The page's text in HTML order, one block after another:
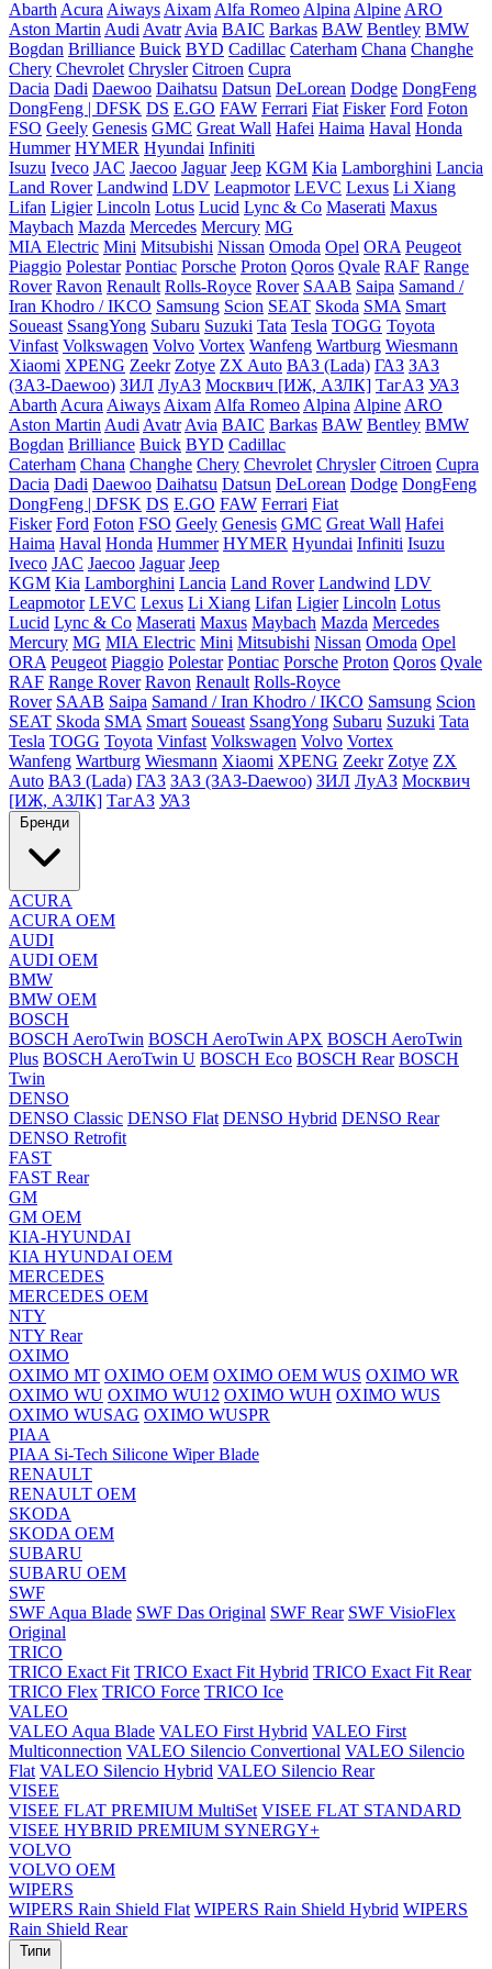
Abarth Acura Aiways Aixam Alfa Romeo Alpina Alpine ARO
Aston Martin Audi Avatr Avia BAIC Barkas BAW Bentley BMW
Bogdan Brilliance Buick BYD Cadillac Caterham Chana Changhe
Chery Chevrolet Chrysler Citroen Cupra
Dacia Dadi Daewoo Daihatsu Datsun DeLorean Dodge DongFeng
DongFeng | DFSK DS E.GO FAW Ferrari Fiat Fisker Ford Foton
FSO Geely Genesis GMC Great Wall Hafei Haima Haval Honda
Hummer HYMER Hyundai Infiniti
Isuzu Iveco JAC Jaecoo Jaguar Jeep KGM Kia Lamborghini Lancia
Land Rover Landwind LDV Leapmotor LEVC Lexus Li Xiang
Lifan Ligier Lincoln Lotus Lucid Lync & Co Maserati Maxus
Maybach Mazda Mercedes Mercury MG
MIA Electric Mini Mitsubishi Nissan Omoda Opel ORA Peugeot
Piaggio Polestar Pontiac Porsche Proton Qoros Qvale RAF Range
Rover Ravon Renault Rolls-Royce Rover SAAB Saipa Samand /
Iran Khodro / IKCO Samsung Scion SEAT Skoda SMA Smart
Soueast SsangYong Subaru Suzuki Tata Tesla TOGG Toyota
Vinfast Volkswagen Volvo Vortex Wanfeng Wartburg Wiesmann
Xiaomi XPENG Zeekr Zotye ZX Auto ВАЗ (Lada) ГАЗ ЗАЗ
(ЗАЗ-Daewoo) ЗИЛ ЛуАЗ Москвич [ИЖ, АЗЛК] ТагАЗ УАЗ
Abarth Acura Aiways Aixam Alfa Romeo Alpina Alpine ARO
Aston Martin Audi Avatr Avia BAIC Barkas BAW Bentley BMW
Bogdan Brilliance Buick BYD Cadillac
Caterham Chana Changhe Chery Chevrolet Chrysler Citroen Cupra
Dacia Dadi Daewoo Daihatsu Datsun DeLorean Dodge DongFeng
DongFeng | DFSK DS E.GO FAW Ferrari Fiat
Fisker Ford Foton FSO Geely Genesis GMC Great Wall Hafei
Haima Haval Honda Hummer HYMER Hyundai Infiniti Isuzu
Iveco JAC Jaecoo Jaguar Jeep
KGM Kia Lamborghini Lancia Land Rover Landwind LDV
Leapmotor LEVC Lexus Li Xiang Lifan Ligier Lincoln Lotus
Lucid Lync & Co Maserati Maxus Maybach Mazda Mercedes
Mercury MG MIA Electric Mini Mitsubishi Nissan Omoda Opel
ORA Peugeot Piaggio Polestar Pontiac Porsche Proton Qoros Qvale
RAF Range Rover Ravon Renault Rolls-Royce
Rover SAAB Saipa Samand / Iran Khodro / IKCO Samsung Scion
SEAT Skoda SMA Smart Soueast SsangYong Subaru Suzuki Tata
Tesla TOGG Toyota Vinfast Volkswagen Volvo Vortex
Wanfeng Wartburg Wiesmann Xiaomi XPENG Zeekr Zotye ZX
Auto ВАЗ (Lada) ГАЗ ЗАЗ (ЗАЗ-Daewoo) ЗИЛ ЛуАЗ Москвич
[ИЖ, АЗЛК] ТагАЗ УАЗ
Бренди
ACURA
ACURA OEM
AUDI
AUDI OEM
BMW
BMW OEM
BOSCH
BOSCH AeroTwin BOSCH AeroTwin APX BOSCH AeroTwin
Plus BOSCH AeroTwin U BOSCH Eco BOSCH Rear BOSCH
Twin
DENSO
DENSO Classic DENSO Flat DENSO Hybrid DENSO Rear
DENSO Retrofit
FAST
FAST Rear
GM
GM OEM
KIA-HYUNDAI
KIA HYUNDAI OEM
MERCEDES
MERCEDES OEM
NTY
NTY Rear
OXIMO
OXIMO MT OXIMO OEM OXIMO OEM WUS OXIMO WR
OXIMO WU OXIMO WU12 OXIMO WUH OXIMO WUS
OXIMO WUSAG OXIMO WUSPR
PIAA
PIAA Si-Tech Silicone Wiper Blade
RENAULT
RENAULT OEM
SKODA
SKODA OEM
SUBARU
SUBARU OEM
SWF
SWF Aqua Blade SWF Das Original SWF Rear SWF VisioFlex
Original
TRICO
TRICO Exact Fit TRICO Exact Fit Hybrid TRICO Exact Fit Rear
TRICO Flex TRICO Force TRICO Ice
VALEO
VALEO Aqua Blade VALEO First Hybrid VALEO First
Multiconnection VALEO Silencio Convertional VALEO Silencio
Flat VALEO Silencio Hybrid VALEO Silencio Rear
VISEE
VISEE FLAT PREMIUM MultiSet VISEE FLAT STANDARD
VISEE HYBRID PREMIUM SYNERGY+
VOLVO
VOLVO OEM
WIPERS
WIPERS Rain Shield Flat WIPERS Rain Shield Hybrid WIPERS
Rain Shield Rear
Типи